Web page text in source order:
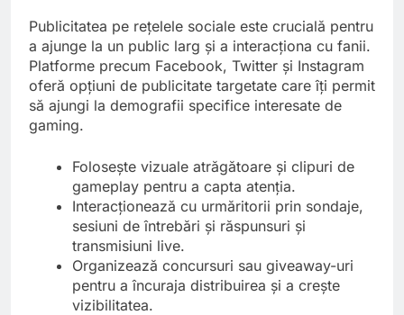
Publicitatea pe rețelele sociale este crucială pentru
a ajunge la un public larg și a interacționa cu fanii.
Platforme precum Facebook, Twitter și Instagram
oferă opțiuni de publicitate targetate care îți permit
să ajungi la demografii specifice interesate de
gaming.
Folosește vizuale atrăgătoare și clipuri de
gameplay pentru a capta atenția.
Interacționează cu urmăritorii prin sondaje,
sesiuni de întrebări și răspunsuri și
transmisiuni live.
Organizează concursuri sau giveaway-uri
pentru a încuraja distribuirea și a crește
vizibilitatea.